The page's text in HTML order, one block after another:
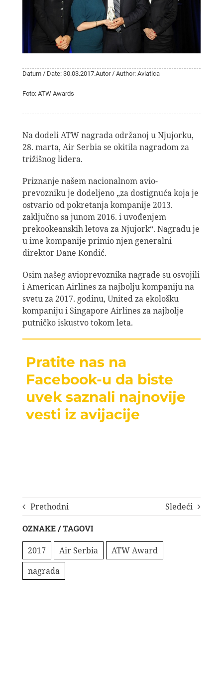
Datum / Date: 30.03.2017.Autor / Author: Aviatica
Foto: ATW Awards
Na dodeli ATW nagrada održanoj u Njujorku,
28. marta, Air Serbia se okitila nagradom za
trižišnog lidera.
Priznanje našem nacionalnom avio-
prevozniku je dodeljeno „za dostignuća koja je
ostvario od pokretanja kompanije 2013.
zaključno sa junom 2016. i uvođenjem
prekookeanskih letova za Njujork“. Nagradu je
u ime kompanije primio njen generalni
direktor Dane Kondić.
Osim našeg avioprevoznika nagrade su osvojili
i American Airlines za najbolju kompaniju na
svetu za 2017. godinu, United za ekološku
kompaniju i Singapore Airlines za najbolje
putničko iskustvo tokom leta.
Pratite nas na
Facebook-u da biste
uvek saznali najnovije
vesti iz avijacije
Prethodni Sledeći
OZNAKE / TAGOVI
2017 Air Serbia
ATW Award
nagrada